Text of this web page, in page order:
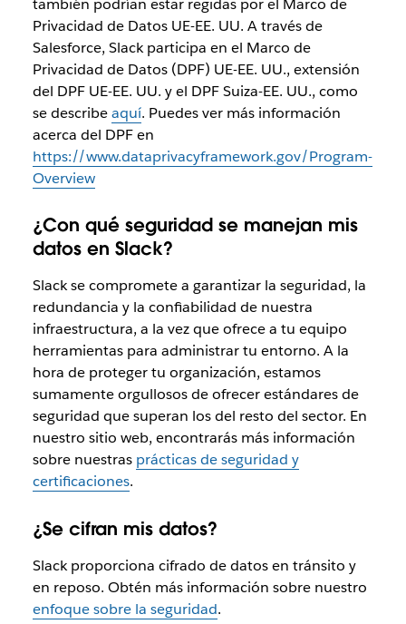
Privacidad de Datos UE-EE. UU. A través de
Salesforce, Slack participa en el Marco de
Privacidad de Datos (DPF) UE-EE. UU., extensión
del DPF UE-EE. UU. y el DPF Suiza-EE. UU., como
se describeaquí. Puedes ver más información
acerca del DPF en
https://www.dataprivacyframework.gov/Program-
Overview
¿Con qué seguridad se manejan mis
datos en Slack?
Slack se compromete a garantizar la seguridad, la
redundancia y la confiabilidad de nuestra
infraestructura, a la vez que ofrece a tu equipo
herramientas para administrar tu entorno. A la
hora de proteger tu organización, estamos
sumamente orgullosos de ofrecer estándares de
seguridad que superan los del resto del sector. En
nuestro sitio web, encontrarás más información
sobre nuestras prácticas de seguridad y
certificaciones.
¿Se cifran mis datos?
Slack proporciona cifrado de datos en tránsito y
en reposo. Obtén más información sobre nuestro
enfoque sobre la seguridad.